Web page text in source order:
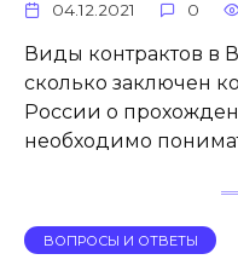
04.12.2021 0
Виды контрактов в
сколько заключен
России о
необходимо
ВОПРОСЫ И ОТВЕТЫ